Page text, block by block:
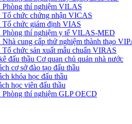
Phòng thí nghiệm VILAS
Tổ chức chứng nhận VICAS
Tổ chức giám định VIAS
Phòng thí nghiệm y tế VILAS-MED
Nhà cung cấp thử nghiệm thành thạo
Tổ chức sản xuất mẫu chuẩn VIRAS
đấu thầu Cơ quan chủ quản nhà nước
cơ sở đào tạo đấu thầu
khóa học đấu thầu
học viên đấu thầu
Phòng thí nghiệm GLP OECD